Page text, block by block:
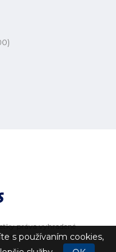
práva vyhradené
vibration.sk
s používaním cookies,